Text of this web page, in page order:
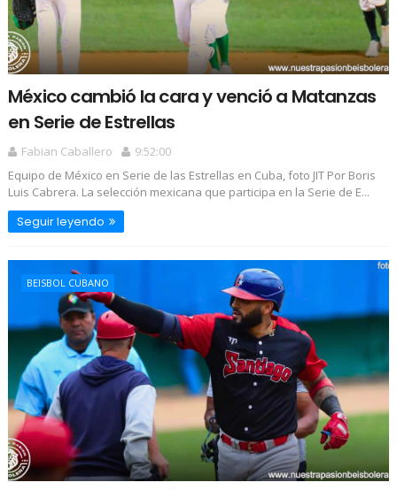
México cambió la cara y venció a Matanzas
en Serie de Estrellas
Fabian Caballero
9:52:00
Equipo de México en Serie de las Estrellas en Cuba, foto JIT Por Boris
Luis Cabrera. La selección mexicana que participa en la Serie de E...
Seguir leyendo
BEISBOL CUBANO